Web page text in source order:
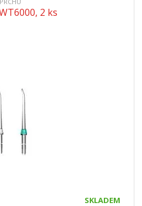
2 ks
SKLADEM